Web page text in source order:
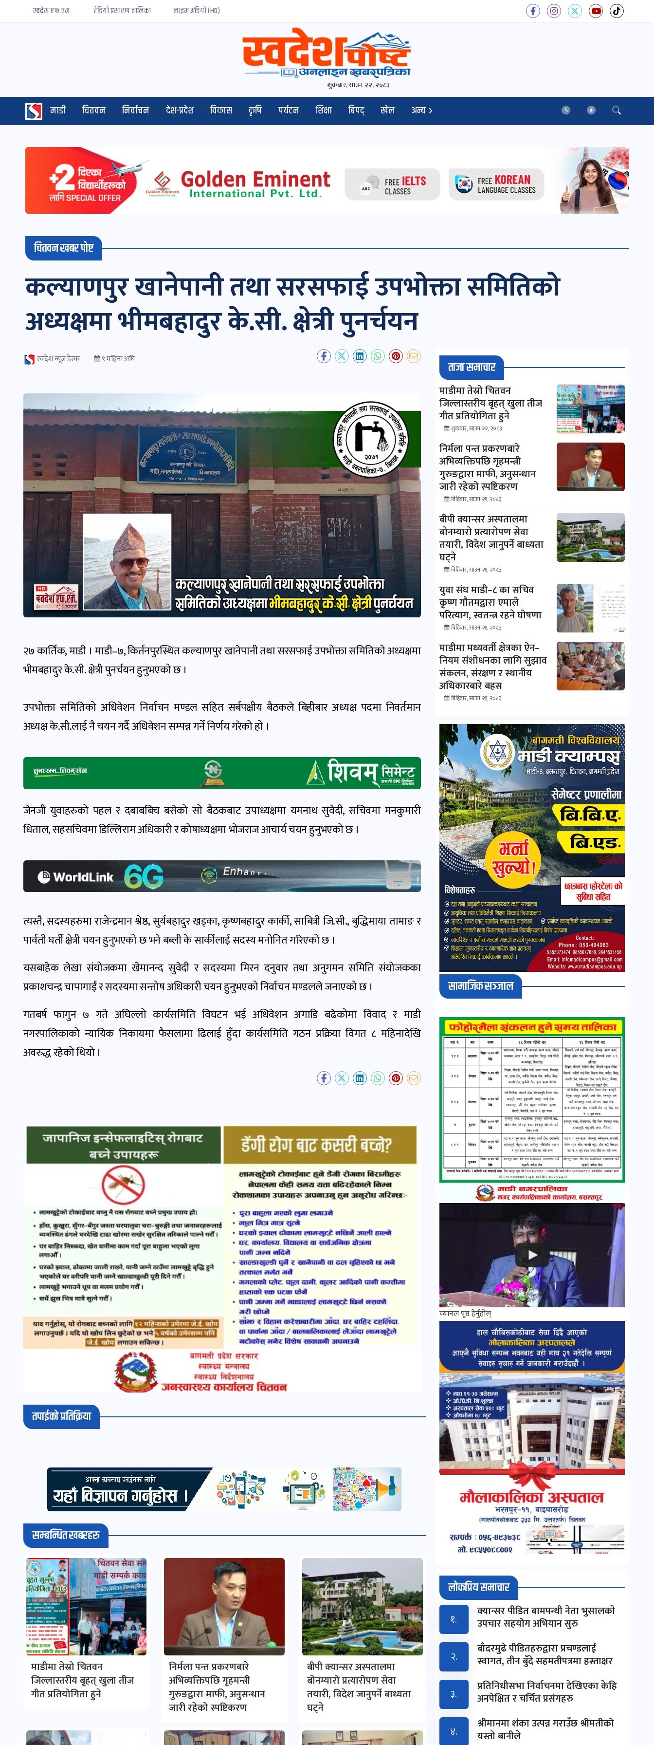
स्वदेश एफ.एम. रेडियो प्रशारण तालिका लाइभ अडियो (HD)
शुक्रबार, साउन २२, २०८३
माडी चितवन निर्वाचन देश-प्रदेश विकास कृषि पर्यटन शिक्षा बिपद् खेल अन्य
चितवन खबर पोष्ट
कल्याणपुर खानेपानी तथा सरसफाई उपभोक्ता समितिको
अध्यक्षमा भीमबहादुर के.सी. क्षेत्री पुनर्चयन
स्वदेश न्यूज डेस्क ९ महिना अघि
२७ कार्तिक, माडी । माडी–७, किर्तनपुरस्थित कल्याणपुर खानेपानी तथा सरसफाई उपभोक्ता समितिको अध्यक्षमा
भीमबहादुर के.सी. क्षेत्री पुनर्चयन हुनुभएको छ ।
उपभोक्ता समितिको अधिवेशन निर्वाचन मण्डल सहित सर्बपक्षीय बैठकले बिहीबार अध्यक्ष पदमा निवर्तमान
अध्यक्ष के.सी.लाई नै चयन गर्दै अधिवेशन सम्पन्न गर्ने निर्णय गरेको हो ।
जेनजी युवाहरुको पहल र दबाबबिच बसेको सो बैठकबाट उपाध्यक्षमा यमनाथ सुवेदी, सचिवमा मनकुमारी
धिताल, सहसचिवमा डिल्लिराम अधिकारी र कोषाध्यक्षमा भोजराज आचार्य चयन हुनुभएको छ ।
त्यस्तै, सदस्यहरुमा राजेन्द्रमान श्रेष्ठ, सुर्यबहादुर खड्का, कृष्णबहादुर कार्की, साबित्री जि.सी., बुद्धिमाया तामाङ र
पार्वती घर्ती क्षेत्री चयन हुनुभएको छ भने बब्ली के सार्कीलाई सदस्य मनोनित गरिएको छ ।
यसबाहेक लेखा संयोजकमा खेमानन्द सुवेदी र सदस्यमा मिरन दनुवार तथा अनुगमन समिति संयोजकका
प्रकाशचन्द्र चापागाईं र सदस्यमा सन्तोष अधिकारी चयन हुनुभएको निर्वाचन मण्डलले जनाएको छ ।
गतबर्ष फागुन ७ गते अघिल्लो कार्यसमिति विघटन भई अधिवेशन अगाडि बढेकोमा विवाद र माडी
नगरपालिकाको न्यायिक निकायमा फैसलामा ढिलाई हुँदा कार्यसमिति गठन प्रक्रिया विगत ८ महिनादेखि
अवरुद्ध रहेको थियो ।
तपाईको प्रतिक्रिया
सम्बन्धित खबरहरु
माडीमा तेस्रो चितवन
जिल्लास्तरीय बृहत् खुला तीज
गीत प्रतियोगिता हुने
निर्मला पन्त प्रकरणबारे
अभिव्यक्तिपछि गृहमन्त्री
गुरुङद्वारा माफी, अनुसन्धान
जारी रहेको स्पष्टिकरण
बीपी क्यान्सर अस्पतालमा
बोनम्यारो प्रत्यारोपण सेवा
तयारी, विदेश जानुपर्ने बाध्यता
घट्ने
ताजा समाचार
माडीमा तेस्रो चितवन
जिल्लास्तरीय बृहत् खुला तीज
गीत प्रतियोगिता हुने
शुक्रबार, साउन २२, २०८३
निर्मला पन्त प्रकरणबारे
अभिव्यक्तिपछि गृहमन्त्री
गुरुङद्वारा माफी, अनुसन्धान
जारी रहेको स्पष्टिकरण
बिहिबार, साउन २१, २०८३
बीपी क्यान्सर अस्पतालमा
बोनम्यारो प्रत्यारोपण सेवा
तयारी, विदेश जानुपर्ने बाध्यता
घट्ने
बिहिबार, साउन २१, २०८३
युवा संघ माडी–८ का सचिव
कृष्ण गौतमद्वारा एमाले
परित्याग, स्वतन्त्र रहने घोषणा
बिहिबार, साउन २१, २०८३
माडीमा मध्यवर्ती क्षेत्रका ऐन–
नियम संशोधनका लागि सुझाव
संकलन, संरक्षण र स्थानीय
अधिकारबारे बहस
बिहिबार, साउन २१, २०८३
सामाजिक सञ्जाल
च्यानल पृष्ठ हेर्नुहोस्
लोकप्रिय समाचार
१. क्यान्सर पीडित बामपन्थी नेता भुसालकाे
उपचार सहयोग अभियान सुरु
२.
बाँदरमुढे पीडितहरुद्वारा प्रचण्डलाई
स्वागत, तीन बुँदे सहमतीपत्रमा हस्ताक्षर
३.
प्रतिनिधीसभा निर्वाचनमा देखिएका केहि
अनपेक्षित र चर्चित प्रसंगहरु
४.
श्रीमानमा शंका उत्पन्न गराउँछ श्रीमतीको
यस्तो बानीले